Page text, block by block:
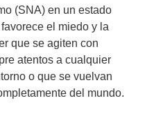
(SNA) en un estado
el miedo y la
que se agiten con
atentos a cualquier
o que se vuelvan
del mundo.